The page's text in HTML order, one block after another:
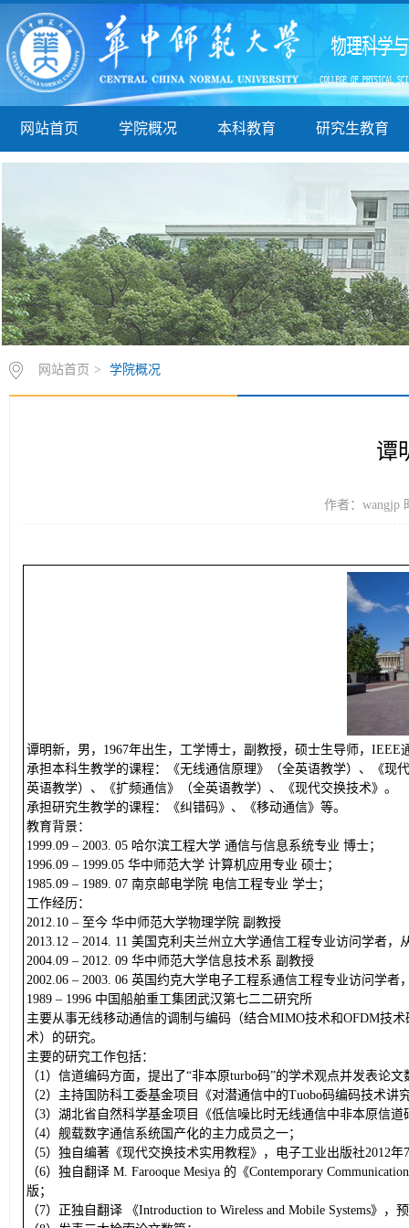
网站首页 学院概况 本科教育 研究生教育
网站首页 > 学院概况
谭
作者：wangjp
谭明新，男，1967年出生，工学博士，副教授，硕士生导师，
承担本科生教学的课程：《无线通信原理》（全英语教学）、《现
英语教学）、《扩频通信》（全英语教学）、《现代交换技术》。
承担研究生教学的课程：《纠错码》、《移动通信》等。
教育背景：
1999.09 – 2003. 05 哈尔滨工程大学 通信与信息系统专业 博士；
1996.09 – 1999.05 华中师范大学 计算机应用专业 硕士；
1985.09 – 1989. 07 南京邮电学院 电信工程专业 学士；
工作经历：
2012.10 – 至今 华中师范大学物理学院 副教授
2013.12 – 2014. 11 美国克利夫兰州立大学通信工程专业访问学者
2004.09 – 2012. 09 华中师范大学信息技术系 副教授
2002.06 – 2003. 06 英国约克大学电子工程系通信工程专业访问学
1989 – 1996 中国船舶重工集团武汉第七二二研究所
主要从事无线移动通信的调制与编码（结合MIMO技术和OFDM技
术）的研究。
主要的研究工作包括：
（1）信道编码方面，提出了“非本原turbo码”的学术观点并发表论文
（2）主持国防科工委基金项目《对潜通信中的Tuobo码编码技术讲
（3）湖北省自然科学基金项目《低信噪比时无线通信中非本原信
（4）舰载数字通信系统国产化的主力成员之一；
（5）独自编著《现代交换技术实用教程》，电子工业出版社2012
（6）独自翻译 M. Farooque Mesiya 的《Contemporary
版；
（7）正独自翻译 《Introduction to Wireless and Mobile Systems》，